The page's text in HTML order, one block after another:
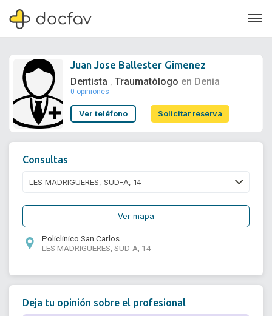
Soporte
Juan Jose Ballester Gimenez
Dentista , Traumatólogo en Denia
0 opiniones
Ver teléfono Solicitar reserva
Consultas
Ver mapa
Policlinico San Carlos
LES MADRIGUERES, SUD-A, 14
Deja tu opinión sobre el profesional